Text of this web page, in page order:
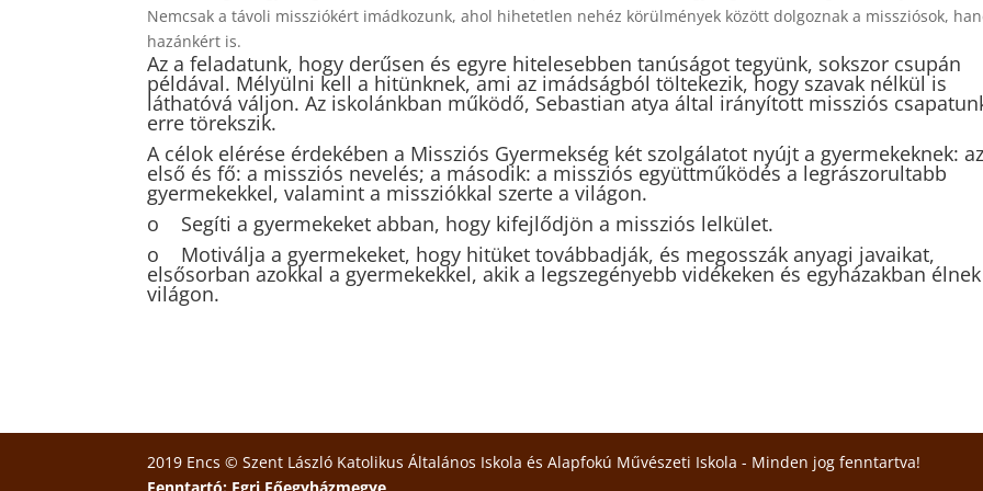
Nemcsak a távoli missziókért imádkozunk, ahol hihetetlen nehéz körülmények között dolgoznak a missziósok,
hazánkért is.
Az a feladatunk, hogy derűsen és egyre hitelesebben tanúságot tegyünk, sokszor csupán
példával. Mélyülni kell a hitünknek, ami az imádságból töltekezik, hogy szavak nélkül is
láthatóvá váljon. Az iskolánkban működő, Sebastian atya által irányított missziós
erre törekszik.
A célok elérése érdekében a Missziós Gyermekség két szolgálatot nyújt a gyermekeknek: az
első és fő: a missziós nevelés; a második: a missziós együttműködés a legrászorultabb
gyermekekkel, valamint a missziókkal szerte a világon.
o Segíti a gyermekeket abban, hogy kifejlődjön a missziós lelkület.
o Motiválja a gyermekeket, hogy hitüket továbbadják, és megosszák anyagi javaikat,
elsősorban azokkal a gyermekekkel, akik a legszegényebb vidékeken és egyházakban
világon.
2019 Encs © Szent László Katolikus Általános Iskola és Alapfokú Művészeti Iskola - Minden jog fenntartva!